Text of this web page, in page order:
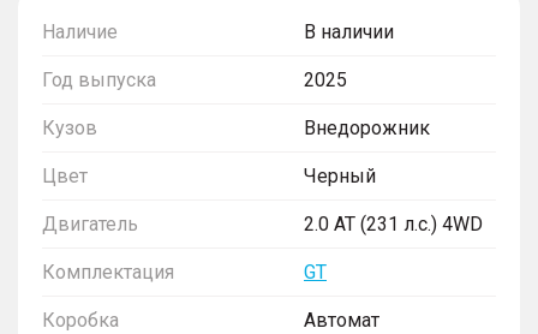
Наличие В наличии
Год выпуска 2025
Кузов Внедорожник
Цвет Черный
Двигатель 2.0 AT (231 л.с.) 4WD
Комплектация GT
Коробка Автомат